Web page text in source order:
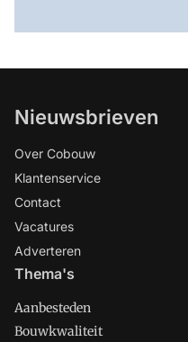
Nieuwsbrieven
Over Cobouw
Klantenservice
Contact
Vacatures
Adverteren
Thema's
Aanbesteden
Bouwkwaliteit